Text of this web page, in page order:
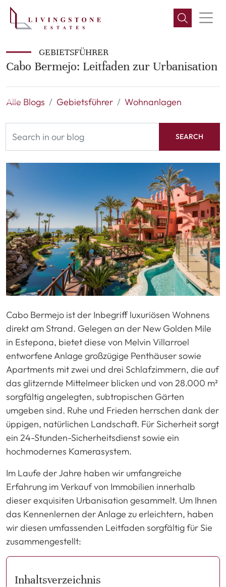
GEBIETSFÜHRER
Cabo Bermejo: Leitfaden zur Urbanisation
Alle Blogs Gebietsführer Wohnanlagen
SEARCH
Cabo Bermejo ist der Inbegriff luxuriösen Wohnens
direkt am Strand. Gelegen an der New Golden Mile
in Estepona, bietet diese von Melvin Villarroel
entworfene Anlage großzügige Penthäuser sowie
Apartments mit zwei und drei Schlafzimmern, die auf
das glitzernde Mittelmeer blicken und von 28.000 m²
sorgfältig angelegten, subtropischen Gärten
umgeben sind. Ruhe und Frieden herrschen dank der
üppigen, natürlichen Landschaft. Für Sicherheit sorgt
ein 24-Stunden-Sicherheitsdienst sowie ein
hochmodernes Kamerasystem.
Im Laufe der Jahre haben wir umfangreiche
Erfahrung im Verkauf von Immobilien innerhalb
dieser exquisiten Urbanisation gesammelt. Um Ihnen
das Kennenlernen der Anlage zu erleichtern, haben
wir diesen umfassenden Leitfaden sorgfältig für Sie
zusammengestellt:
Inhaltsverzeichnis